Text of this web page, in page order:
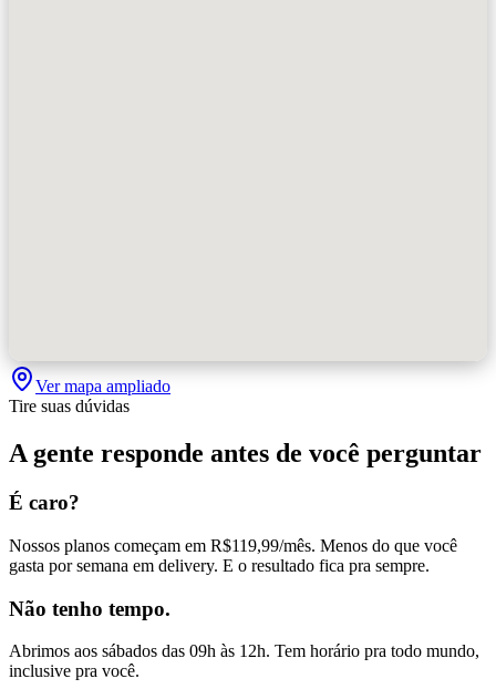
Ver mapa ampliado
Tire suas dúvidas
A gente responde antes de você perguntar
É caro?
Nossos planos começam em R$119,99/mês. Menos do que você
gasta por semana em delivery. E o resultado fica pra sempre.
Não tenho tempo.
Abrimos aos sábados das 09h às 12h. Tem horário pra todo mundo,
inclusive pra você.